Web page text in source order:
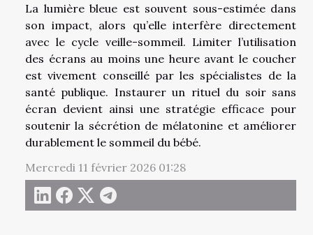
La lumière bleue est souvent sous-estimée dans
son impact, alors qu’elle interfère directement
avec le cycle veille-sommeil. Limiter l’utilisation
des écrans au moins une heure avant le coucher
est vivement conseillé par les spécialistes de la
santé publique. Instaurer un rituel du soir sans
écran devient ainsi une stratégie efficace pour
soutenir la sécrétion de mélatonine et améliorer
durablement le sommeil du bébé.
Mercredi 11 février 2026 01:28